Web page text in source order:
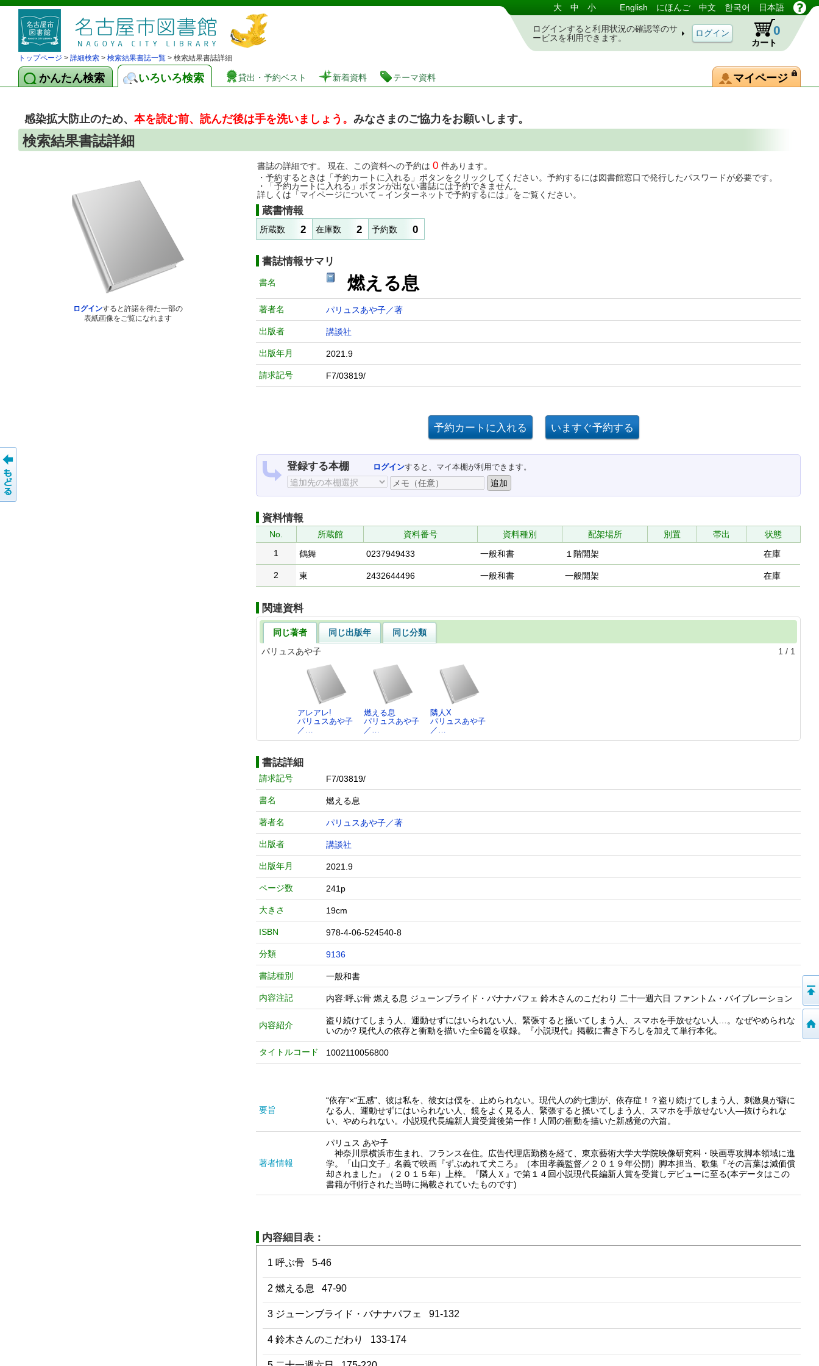
図書館 蔵書検索・予約システム 大 中 小 English にほんご 中文 한국어 日本語
ログインすると利用状況の確認等のサ
ービスを利用できます。
カート
0
トップページ > 詳細検索 > 検索結果書誌一覧 > 検索結果書誌詳細
かんたん検索 いろいろ検索 貸出・予約ベスト 新着資料 テーマ資料 マイページ
感染拡大防止のため、 本を読む前、読んだ後は手を洗いましょう。 みなさまのご協力をお願いします。
検索結果書誌詳細
ログインすると許諾を得た一部の
表紙画像をご覧になれます
書誌の詳細です。 現在、この資料への予約は 0 件あります。
・予約するときは「予約カートに入れる」ボタンをクリックしてください。予約するには図書館窓口で発行したパスワードが必要です。
・「予約カートに入れる」ボタンが出ない書誌には予約できません。
詳しくは「マイページについて－インターネットで予約するには」をご覧ください。
蔵書情報
所蔵数 2 在庫数 2 予約数 0
書誌情報サマリ
書名 燃える息
著者名 パリュスあや子／著
出版者 講談社
出版年月 2021.9
請求記号 F7/03819/
登録する本棚 ログインすると、マイ本棚が利用できます。
資料情報
No. 所蔵館 資料番号 資料種別 配架場所 別置 帯出
状態
1
鶴舞 0237949433 一般和書 １階開架 在庫
2 東 2432644496 一般和書 一般開架 在庫
関連資料
同じ著者 同じ出版年
同じ分類
パリュスあや子
1 / 1
アレアレ!
パリュスあや子
／…
燃える息
パリュスあや子
／…
隣人X
パリュスあや子
／…
書誌詳細
請求記号 F7/03819/
書名 燃える息
著者名 パリュスあや子／著
出版者 講談社
出版年月 2021.9
ページ数 241p
大きさ 19cm
ISBN 978-4-06-524540-8
分類 9136
書誌種別 一般和書
内容注記 内容:呼ぶ骨 燃える息 ジューンブライド・バナナパフェ 鈴木さんのこだわり 二十一週六日 ファントム・バイブレーション
内容紹介
盗り続けてしまう人、運動せずにはいられない人、緊張すると掻いてしまう人、スマホを手放せない人…。なぜやめられな
いのか? 現代人の依存と衝動を描いた全6篇を収録。『小説現代』掲載に書き下ろしを加えて単行本化。
タイトルコード 1002110056800
要旨
“依存”×“五感”、彼は私を、彼女は僕を、止められない。現代人の約七割が、依存症！？盗り続けてしまう人、刺激臭が癖に
なる人、運動せずにはいられない人、鏡をよく見る人、緊張すると掻いてしまう人、スマホを手放せない人―抜けられな
い、やめられない。小説現代長編新人賞受賞後第一作！人間の衝動を描いた新感覚の六篇。
著者情報
パリュス あや子
神奈川県横浜市生まれ、フランス在住。広告代理店勤務を経て、東京藝術大学大学院映像研究科・映画専攻脚本領域に進
学。「山口文子」名義で映画『ずぶぬれて犬ころ』（本田孝義監督／２０１９年公開）脚本担当、歌集『その言葉は減価償
却されました』（２０１５年）上梓。『隣人Ｘ』で第１４回小説現代長編新人賞を受賞しデビューに至る(本データはこの
書籍が刊行された当時に掲載されていたものです)
内容細目表：
1 呼ぶ骨 5-46
2 燃える息 47-90
3 ジューンブライド・バナナパフェ 91-132
4 鈴木さんのこだわり 133-174